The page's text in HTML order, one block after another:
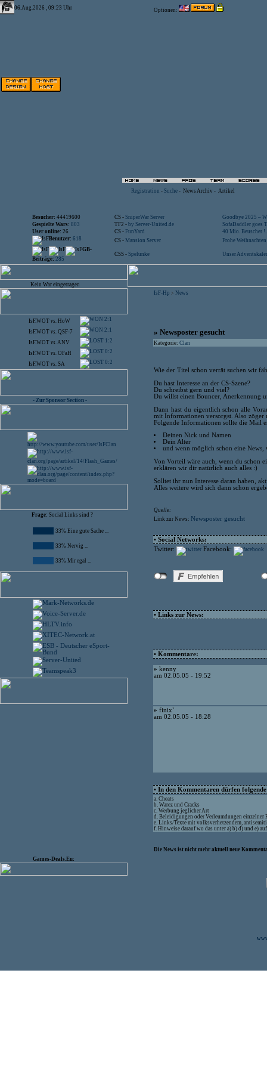
06.Aug.2026 , 09:23 Uhr Optionen:
Registration - Suche - News Archiv - Artikel
Besucher: 44419600 CS - SniperWar Server
Goodbye 2025 –
Gespielte Wars: 803 TF2 - by Server-United.de
SofaDaddler goes
User online: 26 CS - FunYard
40 Mio. Beuscher
Benutzer: 618 CS - Mansion Server
Frohe
GB-
Beiträge: 285
CSS - Spelunke Unser
Kein War eingetragen
IsF.WOT vs. HoW 2:1
IsF.WOT vs. QSF-7 2:1
IsF.WOT vs.ANV 1:2
IsF.WOT vs. OFaH 0:2
IsF.WOT vs. SA 0:2
- Zur Sponsor Section -
Frage: Social Links sind ?
33% Eine gute Sache ...
33% Nervig ...
33% Mir egal ...
Games-Deals.Eu:
IsF-Hp > News
» Newsposter gesucht
Kategorie: Clan
Wie der Titel schon verrät suchen wir
Du hast Interesse an der CS-Szene?
Du schreibst gern und viel?
Du willst einen Bouncer, Anerkennung
Dann hast du eigentlich schon alle
mit Informationen versorgst. Also
Folgende Informationen sollte die Mail
Deinen Nick und Namen
Dein Alter
und wenn möglich schon eine News,
Von Vorteil wäre auch, wenn du schon
erklären wir dir natürlich auch alles :)
Solltet ihr nun Interesse daran haben,
Alles weitere wird sich dann schon
Quelle:
Link zur News: Newsposter gesucht
• Social Networks:
Twitter:
Facebook:
• Links zur News:
• Kommentare:
» kenny
am 02.05.05 - 19:52
» finix`
am 02.05.05 - 18:28
• In den Kommentaren dürfen
a. Cheats
b. Warez und Cracks
c. Werbung jeglicher Art
d. Beleidigungen oder Verleumdungen einzelner
e. Links/Texte mit volksverhetzendem,
f. Hinweise darauf wo das unter a) b) d) und e)
Die News ist nicht mehr aktuell neue